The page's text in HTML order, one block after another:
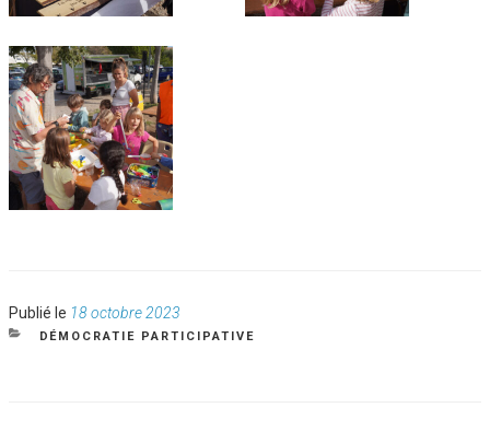
Publié le Publié
le
18 octobre 2023
CATÉGORIES
DÉMOCRATIE PARTICIPATIVE